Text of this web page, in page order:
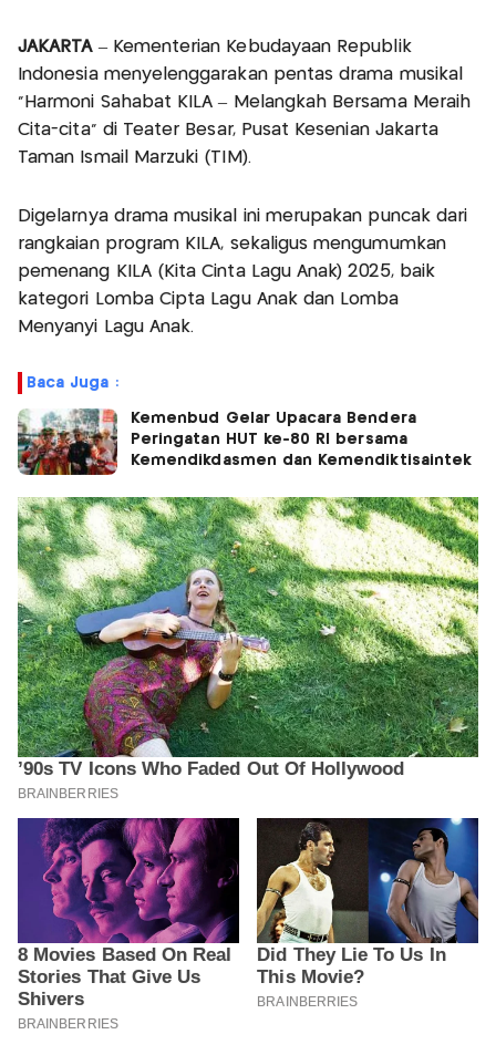
JAKARTA– Kementerian Kebudayaan Republik
Indonesia menyelenggarakan pentas drama musikal
“Harmoni Sahabat KILA – Melangkah Bersama Meraih
Cita-cita” di Teater Besar, Pusat Kesenian Jakarta
Taman Ismail Marzuki (TIM).
Digelarnya drama musikal ini merupakan puncak dari
rangkaian program KILA, sekaligus mengumumkan
pemenang KILA (Kita Cinta Lagu Anak) 2025, baik
kategori Lomba Cipta Lagu Anak dan Lomba
Menyanyi Lagu Anak.
Baca Juga :
Kemenbud Gelar Upacara Bendera
Peringatan HUT ke-80 RI bersama
Kemendikdasmen dan Kemendiktisaintek